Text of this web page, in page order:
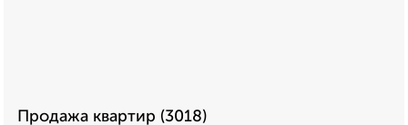
Продажа квартир (3018)